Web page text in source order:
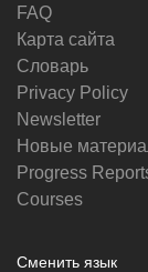
FAQ
Карта сайта
Словарь
Privacy Policy
Newsletter
Новые
Progress
Courses
Сменить язык